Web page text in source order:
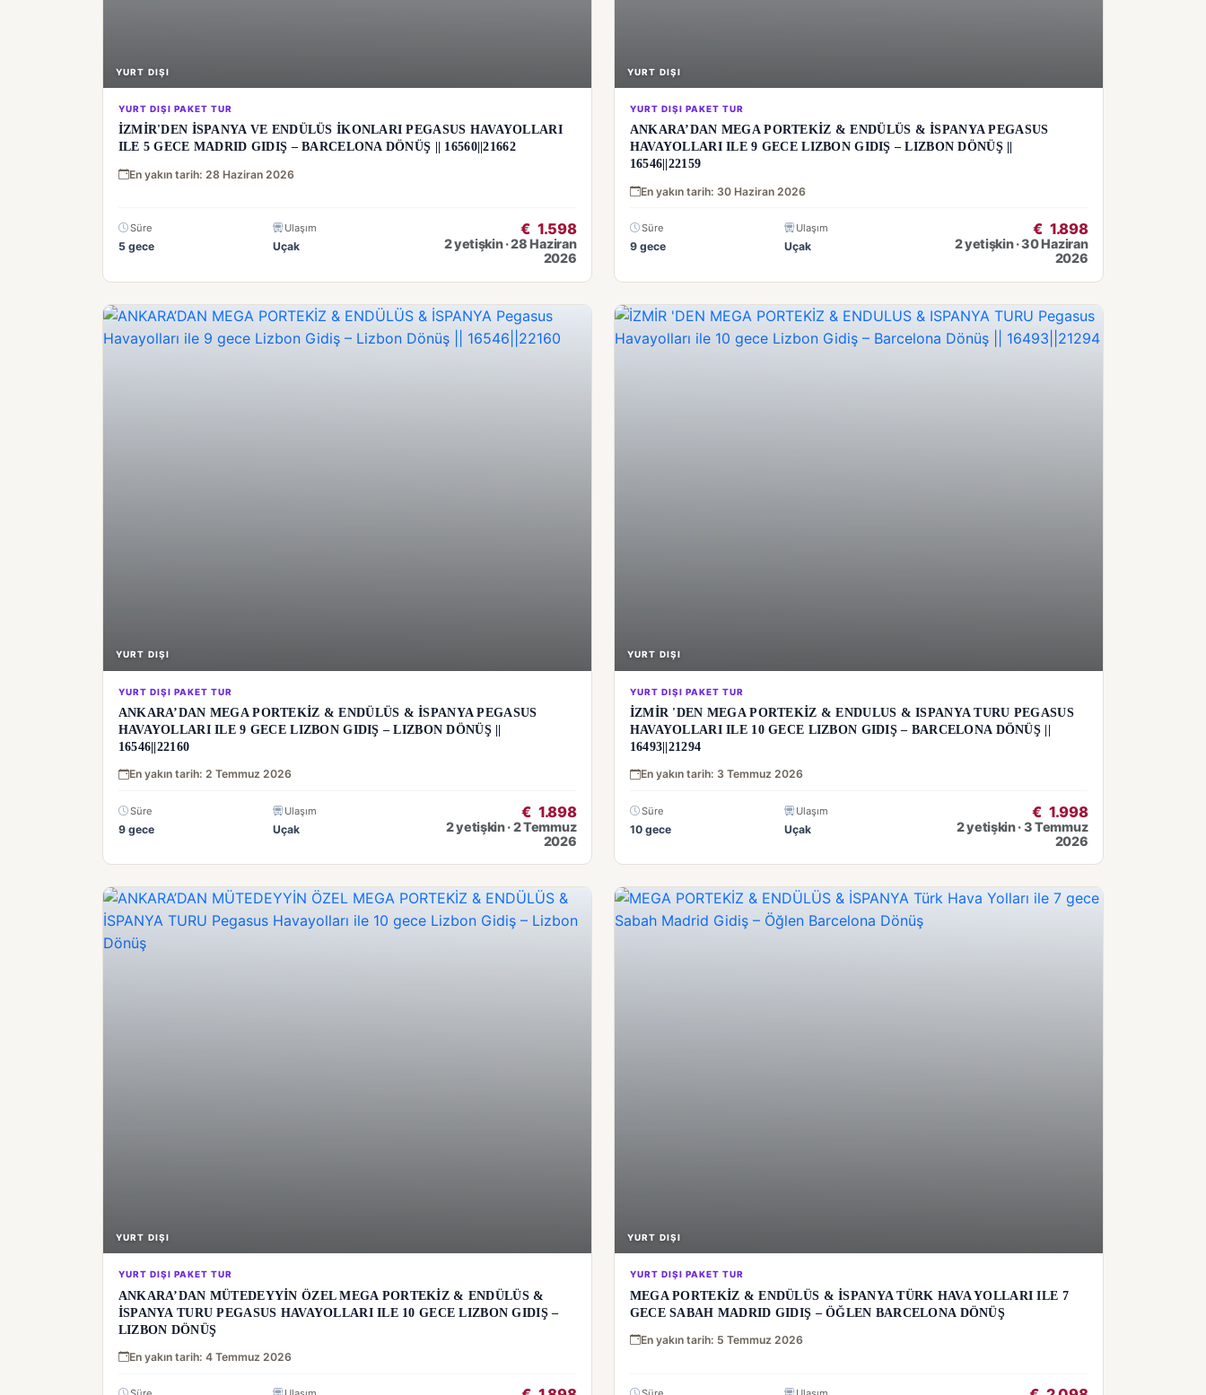
YURT DIŞI
YURT DIŞI PAKET TUR
İZMİR'DEN İSPANYA VE ENDÜLÜS İKONLARI PEGASUS HAVAYOLLARI
ILE 5 GECE MADRID GIDIŞ – BARCELONA DÖNÜŞ || 16560||21662
En yakın tarih: 28 Haziran 2026
Süre
5 gece
Ulaşım
Uçak
€ 1.598
2 yetişkin · 28 Haziran
2026
YURT DIŞI
YURT DIŞI PAKET TUR
ANKARA’DAN MEGA PORTEKİZ & ENDÜLÜS & İSPANYA PEGASUS
HAVAYOLLARI ILE 9 GECE LIZBON GIDIŞ – LIZBON DÖNÜŞ ||
16546||22159
En yakın tarih: 30 Haziran 2026
Süre
9 gece
Ulaşım
Uçak
€ 1.898
2 yetişkin · 30 Haziran
2026
YURT DIŞI
YURT DIŞI PAKET TUR
ANKARA’DAN MEGA PORTEKİZ & ENDÜLÜS & İSPANYA PEGASUS
HAVAYOLLARI ILE 9 GECE LIZBON GIDIŞ – LIZBON DÖNÜŞ ||
16546||22160
En yakın tarih: 2 Temmuz 2026
Süre
9 gece
Ulaşım
Uçak
€ 1.898
2 yetişkin · 2 Temmuz
2026
YURT DIŞI
YURT DIŞI PAKET TUR
İZMİR 'DEN MEGA PORTEKİZ & ENDULUS & ISPANYA TURU PEGASUS
HAVAYOLLARI ILE 10 GECE LIZBON GIDIŞ – BARCELONA DÖNÜŞ ||
16493||21294
En yakın tarih: 3 Temmuz 2026
Süre
10 gece
Ulaşım
Uçak
€ 1.998
2 yetişkin · 3 Temmuz
2026
YURT DIŞI
YURT DIŞI PAKET TUR
ANKARA’DAN MÜTEDEYYİN ÖZEL MEGA PORTEKİZ & ENDÜLÜS &
İSPANYA TURU PEGASUS HAVAYOLLARI ILE 10 GECE LIZBON GIDIŞ –
LIZBON DÖNÜŞ
En yakın tarih: 4 Temmuz 2026
YURT DIŞI
YURT DIŞI PAKET TUR
MEGA PORTEKİZ & ENDÜLÜS & İSPANYA TÜRK HAVA YOLLARI ILE 7
GECE SABAH MADRID GIDIŞ – ÖĞLEN BARCELONA DÖNÜŞ
En yakın tarih: 5 Temmuz 2026